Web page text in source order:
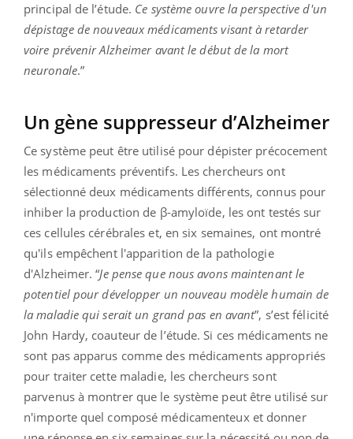
principal de l’étude. Ce système ouvre la perspective d'un
dépistage de nouveaux médicaments visant à retarder
voire prévenir Alzheimer avant le début de la mort
neuronale.”
Un gène suppresseur d’Alzheimer
Ce système peut être utilisé pour dépister précocement
les médicaments préventifs. Les chercheurs ont
sélectionné deux médicaments différents, connus pour
inhiber la production de β-amyloïde, les ont testés sur
ces cellules cérébrales et, en six semaines, ont montré
qu'ils empêchent l'apparition de la pathologie
d'Alzheimer. “Je pense que nous avons maintenant le
potentiel pour développer un nouveau modèle humain de
la maladie qui serait un grand pas en avant”, s’est félicité
John Hardy, coauteur de l’étude. Si ces médicaments ne
sont pas apparus comme des médicaments appropriés
pour traiter cette maladie, les chercheurs sont
parvenus à montrer que le système peut être utilisé sur
n'importe quel composé médicamenteux et donner